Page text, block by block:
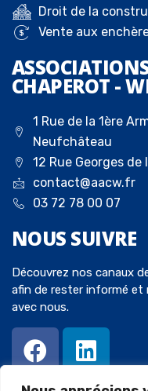
Droit de la
Vente aux
CHAPEROT -
1 Rue de la 1ère
Neufchâteau
12 Rue Georges de
contact@aacw.fr
03 72 78 00 07
NOUS SUIVRE
Découvrez nos canaux
afin de rester informé et
avec nous.